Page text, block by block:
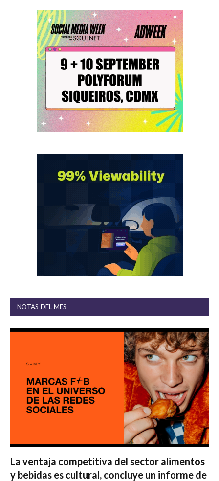
NOTAS DEL MES
La ventaja competitiva del sector alimentos
y bebidas es cultural, concluye un informe de